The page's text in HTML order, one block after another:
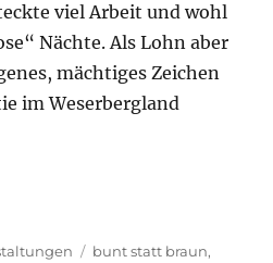
viel Arbeit und wohl
Nächte. Als Lohn aber
mächtiges Zeichen
im Weserbergland
Infostand bei
Schlagwörter
bunt statt braun,